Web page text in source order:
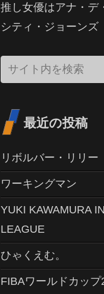
推し女優はアナ・デ
シティ・ジョーンズ
最近の投稿
リボルバー・リリー
ワーキングマン
YUKI KAWAMURA
LEAGUE
ひゃくえむ。
FIBAワールドカッ